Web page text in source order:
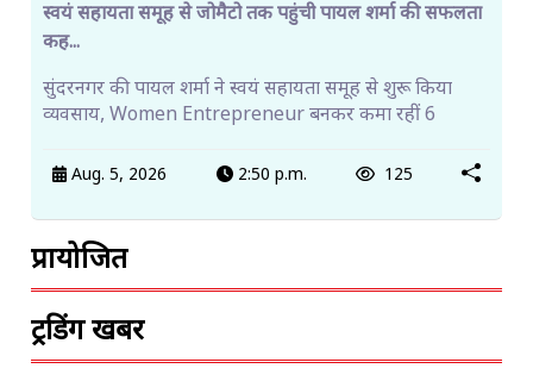
स्वयं सहायता समूह से जोमैटो तक पहुंची पायल शर्मा की सफलता
कह...
सुंदरनगर की पायल शर्मा ने स्वयं सहायता समूह से शुरू किया
व्यवसाय, Women Entrepreneur बनकर कमा रहीं 6
Aug. 5, 2026 2:50 p.m. 125
प्रायोजित
ट्रेंडिंग खबरें